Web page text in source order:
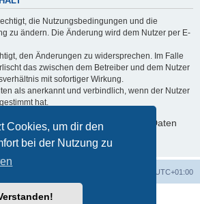
Cookies, um dir den
bei der Nutzung zu
die Nutzungsbedingungen und die
zu ändern. Die Änderung wird dem Nutzer per E-
den Änderungen zu widersprechen. Im Falle
das zwischen dem Betreiber und dem Nutzer
mit sofortiger Wirkung.
als anerkannt und verbindlich, wenn der Nutzer
hat.
Umgang mit deinen persönlichen Daten
enthalten.
UTC+01:00
phpBB® Forum Software © phpBB Limited